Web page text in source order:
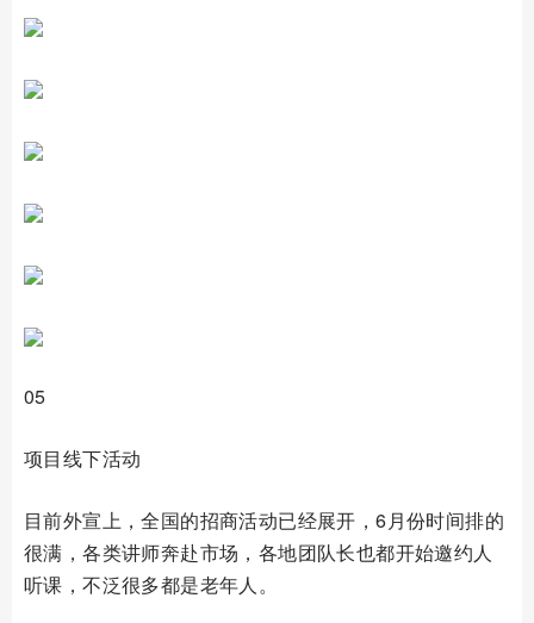
05
项目线下活动
目前外宣上，全国的招商活动已经展开，6月份时间排的
很满，各类讲师奔赴市场，各地团队长也都开始邀约人
听课，不泛很多都是老年人。